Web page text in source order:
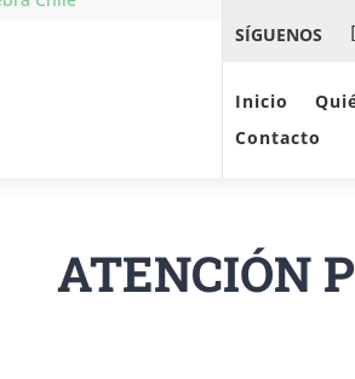
SÍGUENOS
Inicio
Contacto
ATENCIÓN